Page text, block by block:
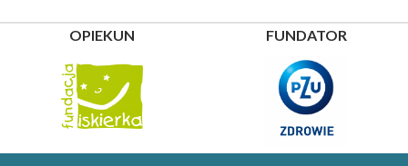
OPIEKUN FUNDATOR